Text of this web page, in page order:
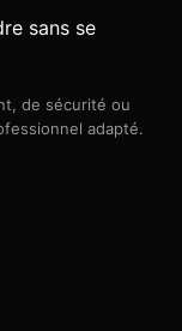
sans se
de sécurité ou
adapté.